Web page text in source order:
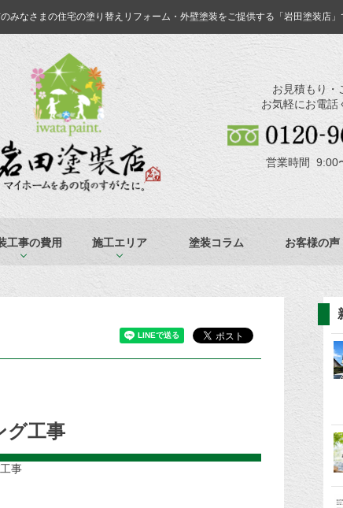
みなさまの住宅の塗り替えリフォーム・外壁塗装をご提供する「岩田塗装店」
お見積もり・
お気軽にお電話
営業時間 9:00
工事の費用 施工エリア 塗装コラム お客様の声
グ工事
事